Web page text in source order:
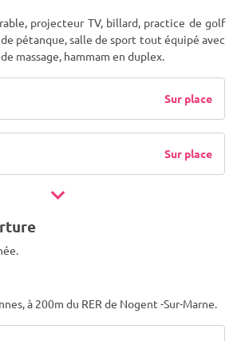
projecteur TV, billard, practice de golf
pétanque, salle de sport tout équipé avec
massage, hammam en duplex.
Sur place
Sur place
à 200m du RER de Nogent -Sur-Marne.